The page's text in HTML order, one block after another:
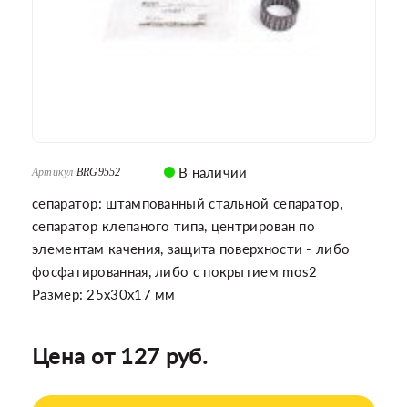
Артикул BRG9552
В наличии
сепаратор: штампованный стальной сепаратор,
сепаратор клепаного типа, центрирован по
элементам качения, защита поверхности - либо
фосфатированная, либо с покрытием mos2
Размер: 25x30x17 мм
Цена от 127 руб.